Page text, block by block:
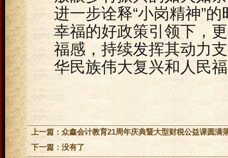
进一步诠释“小岗精神”
幸福的好政策引领下，
福感，持续发挥其动力
华民族伟大复兴和人民
上一篇： 众鑫会计教育21周年庆典暨大型财税公益课圆满
下一篇：没有了